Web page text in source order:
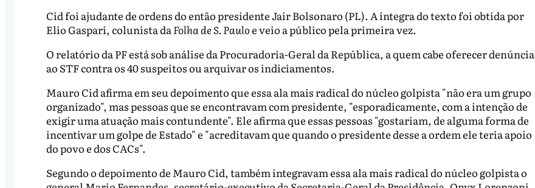
Cid foi ajudante de ordens do então presidente Jair Bolsonaro (PL). A íntegra do texto foi obtida por
Elio Gaspari, colunista daFolha de S. Pauloe veio a público pela primeira vez.
O relatório da PF está sob análise da Procuradoria-Geral da República, a quem cabe oferecer denúncia
ao STF contra os 40 suspeitos ou arquivar os indiciamentos.
Mauro Cid afirma em seu depoimento que essa ala mais radical do núcleo golpista "não era um grupo
organizado", mas pessoas que se encontravam com presidente, "esporadicamente, com a intenção de
exigir uma atuação mais contundente". Ele afirma que essas pessoas "gostariam, de alguma forma de
incentivar um golpe de Estado" e "acreditavam que quando o presidente desse a ordem ele teria apoio
do povo e dos CACs".
Segundo o depoimento de Mauro Cid, também integravam essa ala mais radical do núcleo golpista o